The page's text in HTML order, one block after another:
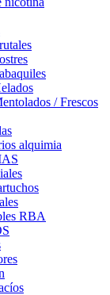
/ Frescos
alquimia
RBA